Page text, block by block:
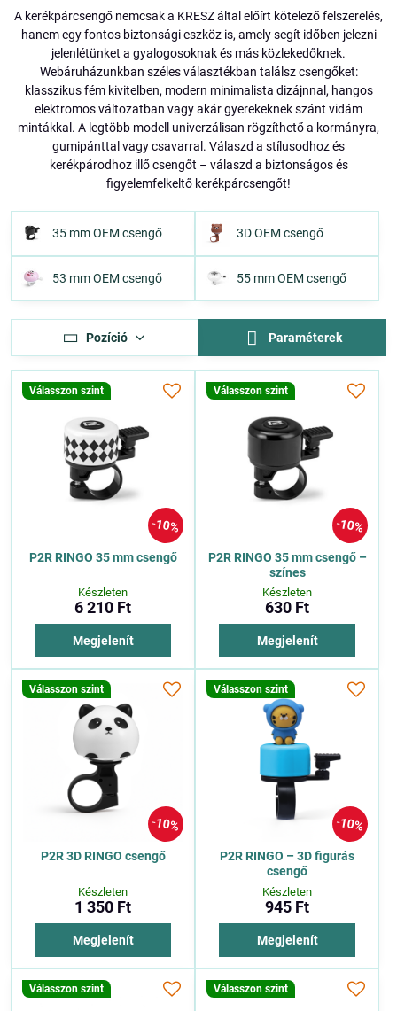
A kerékpárcsengő nemcsak a KRESZ által előírt kötelező felszerelés,
hanem egy fontos biztonsági eszköz is, amely segít időben jelezni
jelenlétünket a gyalogosoknak és más közlekedőknek.
Webáruházunkban széles választékban találsz csengőket:
klasszikus fém kivitelben, modern minimalista dizájnnal, hangos
elektromos változatban vagy akár gyerekeknek szánt vidám
mintákkal. A legtöbb modell univerzálisan rögzíthető a kormányra,
gumipánttal vagy csavarral. Válaszd a stílusodhoz és
kerékpárodhoz illő csengőt – válaszd a biztonságos és
figyelemfelkeltő kerékpárcsengőt!
35 mm OEM csengő 3D OEM csengő
53 mm OEM csengő 55 mm OEM csengő
Pozíció Paraméterek
10%
Válasszon szint
P2R RINGO 35 mm csengő
Készleten
6 210 Ft
Megjelenít
10%
Válasszon szint
P2R RINGO 35 mm csengő –
színes
Készleten
630 Ft
Megjelenít
10%
Válasszon szint
P2R 3D RINGO csengő
Készleten
1 350 Ft
Megjelenít
10%
Válasszon szint
P2R RINGO – 3D figurás
csengő
Készleten
945 Ft
Megjelenít
Válasszon szint Válasszon szint